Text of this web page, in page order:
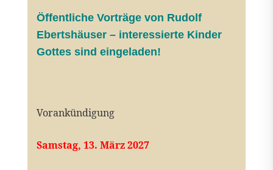
Öffentliche Vorträge von Rudolf
Ebertshäuser – interessierte Kinder
Gottes sind eingeladen!
Vorankündigung
Samstag, 13. März 2027